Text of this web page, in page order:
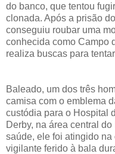
do banco, que tentou
clonada. Após a prisão
conseguiu roubar uma
conhecida como Campo
realiza buscas para
Baleado, um dos três
camisa com o emblema
custódia para o Hospital
Derby, na área central
saúde, ele foi atingido
vigilante ferido à bala